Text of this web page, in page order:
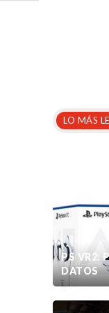
LO MÁS
PS VR2:
DATOS